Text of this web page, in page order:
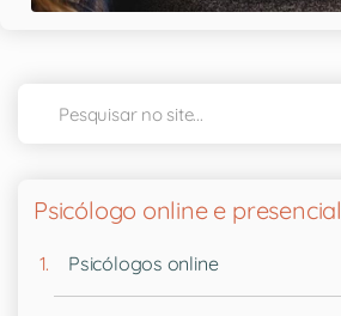
Psicólogo online e presencial
Psicólogos online